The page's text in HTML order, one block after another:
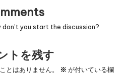
you start the discussion?
トを残す
とはありません。 ※ が付いている欄